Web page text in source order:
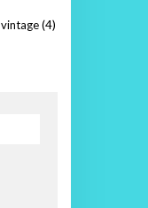
vintage(4)